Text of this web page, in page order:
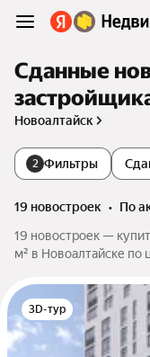
Сданные
Новоалтайск
2 Фильтры
19 новостроек •
по
19 новостроек —
м² в Новоалтайске
3D-тур